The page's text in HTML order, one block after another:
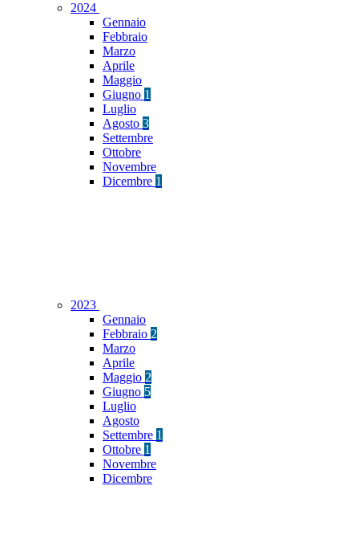
2024
Gennaio
Febbraio
Marzo
Aprile
Maggio
Giugno 1
Luglio
Agosto 3
Settembre
Ottobre
Novembre
Dicembre 1
2023
Gennaio
Febbraio 2
Marzo
Aprile
Maggio 2
Giugno 5
Luglio
Agosto
Settembre 1
Ottobre 1
Novembre
Dicembre